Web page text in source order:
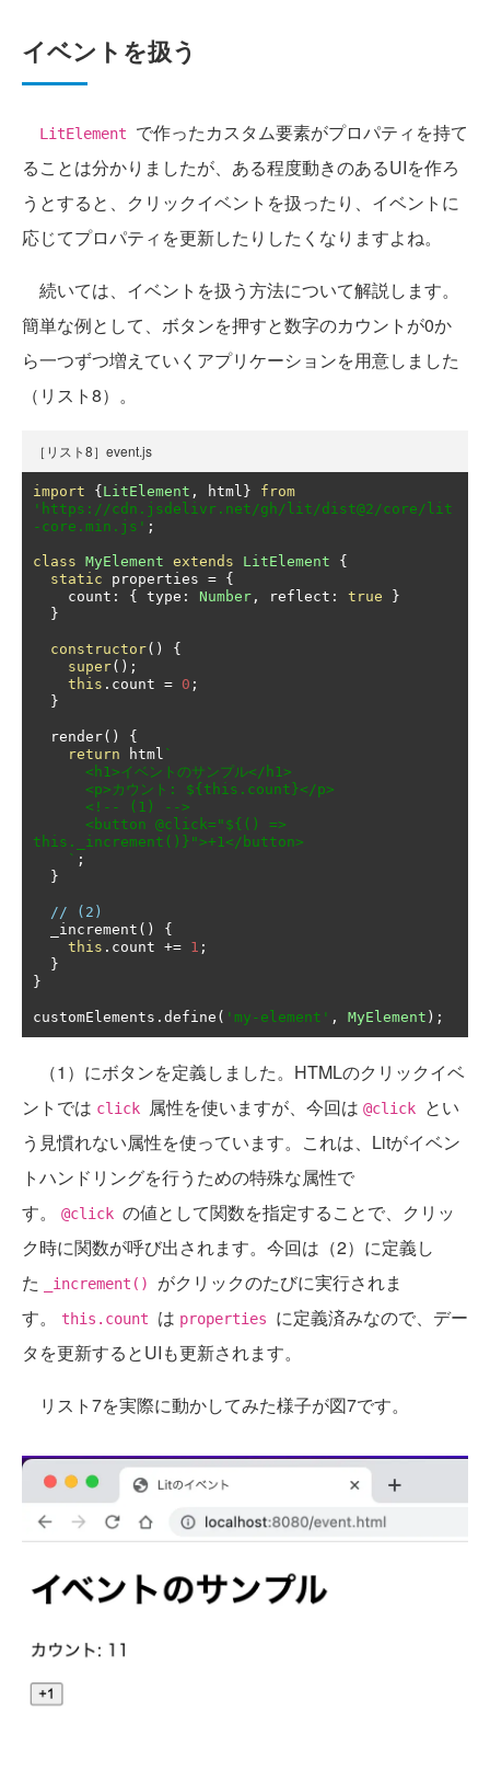
イベントを扱う
LitElement で作ったカスタム要素がプロパティを持て
ることは分かりましたが、ある程度動きのあるUIを作ろ
うとすると、クリックイベントを扱ったり、イベントに
応じてプロパティを更新したりしたくなりますよね。
続いては、イベントを扱う方法について解説します。
簡単な例として、ボタンを押すと数字のカウントが0か
ら一つずつ増えていくアプリケーションを用意しました
（リスト8）。
［リスト8］event.js
import {LitElement , html }
from
'https://cdn.jsdelivr.net/gh/lit/dist@2/core/lit
-core.min.js' ;
class MyElement extends LitElement
{
static properties = {
    count
: { type : Number , reflect : true
}
}
constructor()
{
super();
this . count = 0 ;
}
  render
()
{
return html `
this._increment()}">+1</button>
    `
;
}
// (2)
  _increment
()
{
this . count += 1 ;
}
}
customElements . define ( 'my-element' , MyElement );
（1）にボタンを定義しました。HTMLのクリックイベ
ントでは click 属性を使いますが、今回は @click
とい
う見慣れない属性を使っています。これは、Litがイベン
トハンドリングを行うための特殊な属性で
す。
@click の値として関数を指定することで、クリッ
ク時に関数が呼び出されます。今回は（2）に定義し
た
_increment() がクリックのたびに実行されま
す。
this.count は properties に定義済みなので、デー
タを更新するとUIも更新されます。
リスト7を実際に動かしてみた様子が図7です。